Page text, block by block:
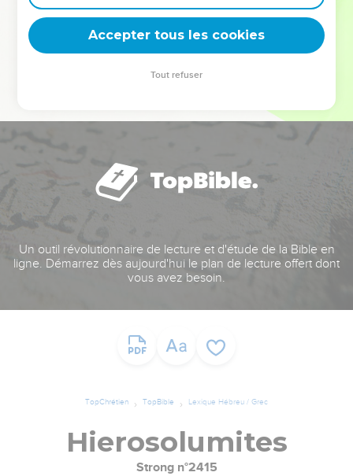
deviennent vos tremplins. Que vous guidiez un ministère, une
équipe, un groupe ou une famille, leur expérience est faite
Un outil révolutionnaire de lecture et d'étude de la Bible en
ligne. Démarrez dès aujourd'hui le plan de lecture offert dont
vous avez besoin.
TopChrétien TopBible Lexique Hébreu / Grec
Hierosolumites
Strong n°2415
Accepter tous les cookies
Tout refuser